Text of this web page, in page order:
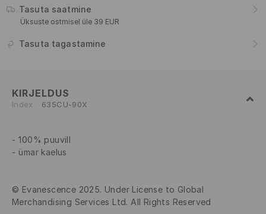
Tasuta saatmine
Üksuste ostmisel üle 39 EUR
Tasuta tagastamine
KIRJELDUS
Index 635CU-90X
100% puuvill
ümar kaelus
© Evanescence 2025. Under License to Global
Merchandising Services Ltd. All Rights Reserved